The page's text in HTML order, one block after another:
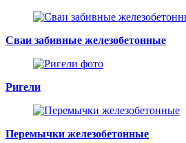
Сваи забивные железобетонные
Ригели
Перемычки железобетонные